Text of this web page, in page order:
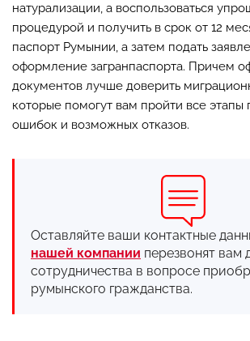
натурализации, а воспользоваться
процедурой и получить в срок от 12
паспорт Румынии, а затем подать
оформление загранпаспорта. Причем
документов лучше доверить
которые помогут вам пройти все этапы
ошибок и возможных отказов.
Оставляйте ваши контактные
нашей компании перезвонят вам
сотрудничества в вопросе
румынского гражданства.